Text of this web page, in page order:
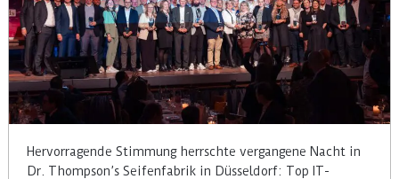
Hervorragende Stimmung herrschte vergangene Nacht in
Dr. Thompson’s Seifenfabrik in Düsseldorf: Top IT-